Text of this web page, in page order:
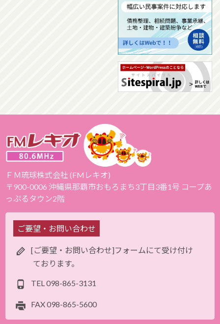
ＦＭ琉球株式会社 (FMレキオ)
〒900-0006 沖縄県那覇市おもろまち3丁目3番1号 コープあ
っぷるタウン2階
ご要望・お問い合わせ
[ご要望・お問い合わせ]フォームにて受け付け
ております。
TEL098-865-3131
FAX098-865-5600